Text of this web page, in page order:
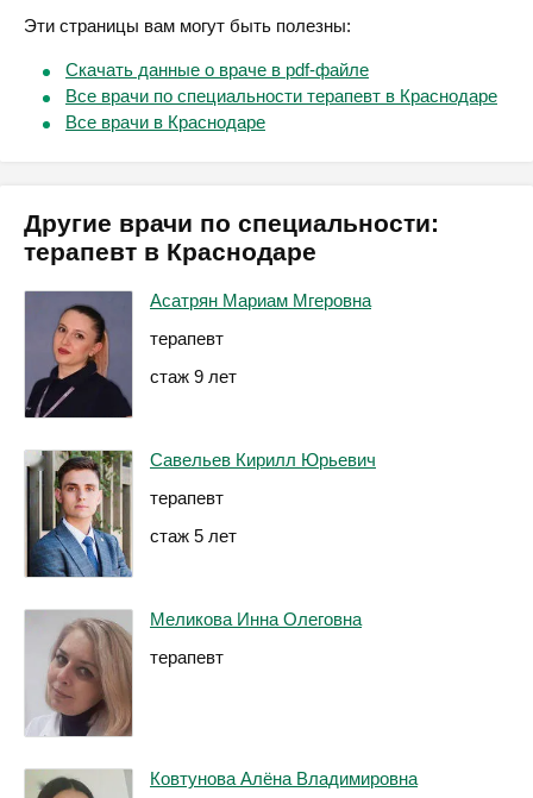
Эти страницы вам могут быть полезны:
Скачать данные о враче в pdf-файле
Все врачи по специальности терапевт в Краснодаре
Все врачи в Краснодаре
Другие врачи по специальности:
терапевт в Краснодаре
Асатрян Мариам Мгеровна
терапевт
стаж 9 лет
Савельев Кирилл Юрьевич
терапевт
стаж 5 лет
Меликова Инна Олеговна
терапевт
Ковтунова Алёна Владимировна